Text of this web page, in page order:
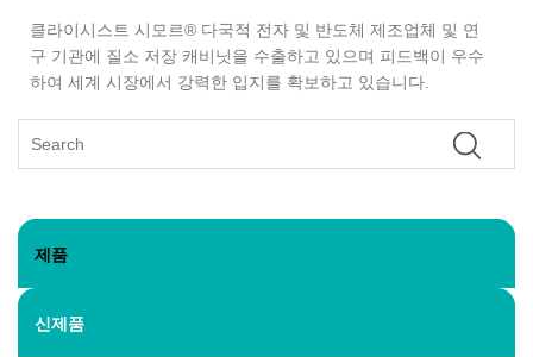
클라이시스트 시모르® 다국적 전자 및 반도체 제조업체 및 연
구 기관에 질소 저장 캐비닛을 수출하고 있으며 피드백이 우수
하여 세계 시장에서 강력한 입지를 확보하고 있습니다.
제품
신제품